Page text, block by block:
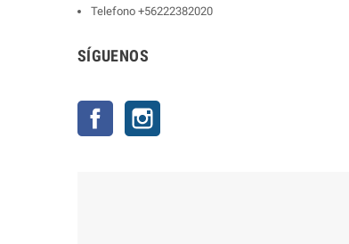
Telefono +56222382020
SÍGUENOS
Facebook